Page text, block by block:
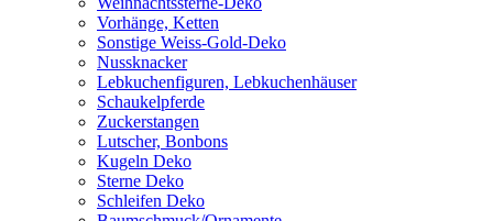
Vorhänge, Ketten
Sonstige Weiss-Gold-Deko
Nussknacker
Lebkuchenfiguren, Lebkuchenhäuser
Schaukelpferde
Zuckerstangen
Lutscher, Bonbons
Kugeln Deko
Sterne Deko
Schleifen Deko